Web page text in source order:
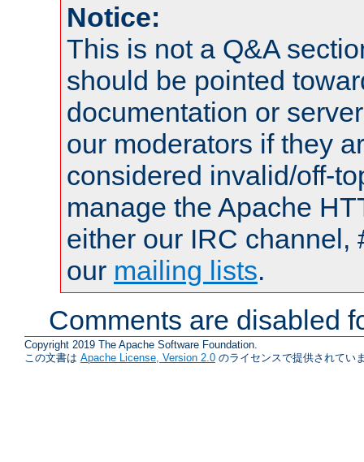
Notice:
This is not a Q&A
should be pointed
documentation or
our moderators if they
considered invalid/off-
manage the Apache
either our IRC channel,
our mailing lists.
Comments are disabled
Copyright 2019 The Apache Software Foundation.
この文書は Apache License, Version 2.0 のライセンスで提供されてい